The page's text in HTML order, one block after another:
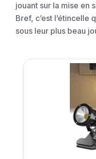
jouant sur la mise en
Bref, c’est
sous leur plus beau